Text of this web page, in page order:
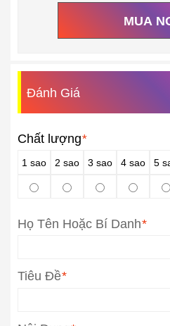
MUA
Đánh Giá
Chất lượng*
1 sao 2 sao 3 sao 4 sao 5
*
Họ Tên Hoặc Bí Danh
*
Tiêu Đề